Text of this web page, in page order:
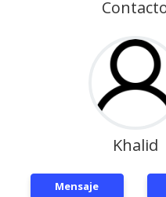
Khalid
Mensaje